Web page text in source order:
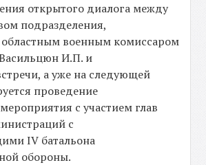
открытого диалога между
подразделения,
областным военным комиссаром
И.П. и
а уже на следующей
проведение
с участием глав
с
IV батальона
обороны.